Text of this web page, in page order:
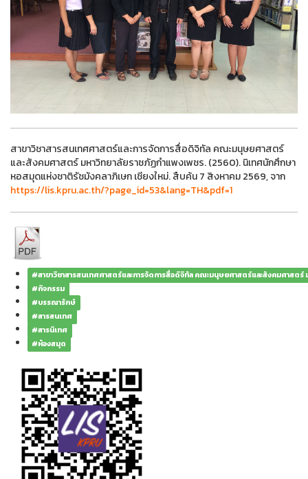
สาขาวิชาสารสนเทศศาสตร์และการจัดการสื่อดิจิทัล คณะมนุษยศาสตร์
และสังคมศาสตร์ มหาวิทยาลัยราชภัฏกำแพงเพชร. (2560). นิเทศนักศึกษา
หอสมุดแห่งชาติรัชมังคลาภิเษก เชียงใหม่. สืบค้น 7 สิงหาคม 2569, จาก
https://lis.kpru.ac.th/?page_id=53&lang=TH&pdf=1
#สาขาวิชาสารสนเทศศาสตร์และการจัดการสื่อดิจิทัล คณะมนุษยศาสตร์และสังคมศาสตร์
#กิจกรรม
#บรรณารักษ์
#สารสนเทศ
#สารนิเทศ
#ห้องสมุด